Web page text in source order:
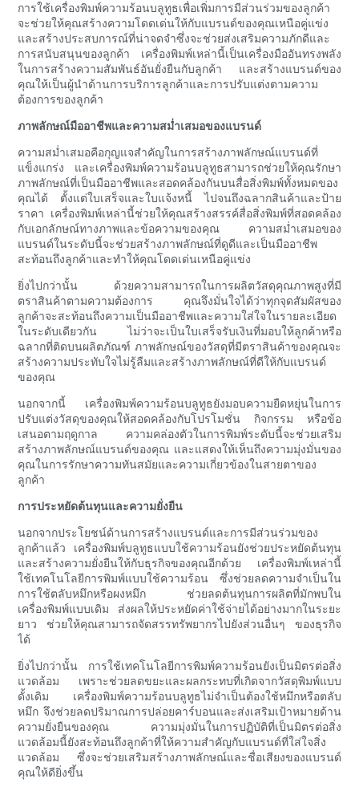
การใช้เครื่องพิมพ์ความร้อนบลูทูธเพื่อเพิ่มการมีส่วนร่วมของลูกค้า
จะช่วยให้คุณสร้างความโดดเด่นให้กับแบรนด์ของคุณเหนือคู่แข่ง
และสร้างประสบการณ์ที่น่าจดจำซึ่งจะช่วยส่งเสริมความภักดีและ
การสนับสนุนของลูกค้า เครื่องพิมพ์เหล่านี้เป็นเครื่องมืออันทรงพลัง
ในการสร้างความสัมพันธ์อันยั่งยืนกับลูกค้า และสร้างแบรนด์ของ
คุณให้เป็นผู้นำด้านการบริการลูกค้าและการปรับแต่งตามความ
ต้องการของลูกค้า
ภาพลักษณ์มืออาชีพและความสม่ำเสมอของแบรนด์
ความสม่ำเสมอคือกุญแจสำคัญในการสร้างภาพลักษณ์แบรนด์ที่
แข็งแกร่ง และเครื่องพิมพ์ความร้อนบลูทูธสามารถช่วยให้คุณรักษา
ภาพลักษณ์ที่เป็นมืออาชีพและสอดคล้องกันบนสื่อสิ่งพิมพ์ทั้งหมดของ
คุณได้ ตั้งแต่ใบเสร็จและใบแจ้งหนี้ ไปจนถึงฉลากสินค้าและป้าย
ราคา เครื่องพิมพ์เหล่านี้ช่วยให้คุณสร้างสรรค์สื่อสิ่งพิมพ์ที่สอดคล้อง
กับเอกลักษณ์ทางภาพและข้อความของคุณ ความสม่ำเสมอของ
แบรนด์ในระดับนี้จะช่วยสร้างภาพลักษณ์ที่ดูดีและเป็นมืออาชีพ
สะท้อนถึงลูกค้าและทำให้คุณโดดเด่นเหนือคู่แข่ง
ยิ่งไปกว่านั้น ด้วยความสามารถในการผลิตวัสดุคุณภาพสูงที่มี
ตราสินค้าตามความต้องการ คุณจึงมั่นใจได้ว่าทุกจุดสัมผัสของ
ลูกค้าจะสะท้อนถึงความเป็นมืออาชีพและความใส่ใจในรายละเอียด
ในระดับเดียวกัน ไม่ว่าจะเป็นใบเสร็จรับเงินที่มอบให้ลูกค้าหรือ
ฉลากที่ติดบนผลิตภัณฑ์ ภาพลักษณ์ของวัสดุที่มีตราสินค้าของคุณจะ
สร้างความประทับใจไม่รู้ลืมและสร้างภาพลักษณ์ที่ดีให้กับแบรนด์
ของคุณ
นอกจากนี้ เครื่องพิมพ์ความร้อนบลูทูธยังมอบความยืดหยุ่นในการ
ปรับแต่งวัสดุของคุณให้สอดคล้องกับโปรโมชั่น กิจกรรม หรือข้อ
เสนอตามฤดูกาล ความคล่องตัวในการพิมพ์ระดับนี้จะช่วยเสริม
สร้างภาพลักษณ์แบรนด์ของคุณ และแสดงให้เห็นถึงความมุ่งมั่นของ
คุณในการรักษาความทันสมัยและความเกี่ยวข้องในสายตาของ
ลูกค้า
การประหยัดต้นทุนและความยั่งยืน
นอกจากประโยชน์ด้านการสร้างแบรนด์และการมีส่วนร่วมของ
ลูกค้าแล้ว เครื่องพิมพ์บลูทูธแบบใช้ความร้อนยังช่วยประหยัดต้นทุน
และสร้างความยั่งยืนให้กับธุรกิจของคุณอีกด้วย เครื่องพิมพ์เหล่านี้
ใช้เทคโนโลยีการพิมพ์แบบใช้ความร้อน ซึ่งช่วยลดความจำเป็นใน
การใช้ตลับหมึกหรือผงหมึก ช่วยลดต้นทุนการผลิตที่มักพบใน
เครื่องพิมพ์แบบเดิม ส่งผลให้ประหยัดค่าใช้จ่ายได้อย่างมากในระยะ
ยาว ช่วยให้คุณสามารถจัดสรรทรัพยากรไปยังส่วนอื่นๆ ของธุรกิจ
ได้
ยิ่งไปกว่านั้น การใช้เทคโนโลยีการพิมพ์ความร้อนยังเป็นมิตรต่อสิ่ง
แวดล้อม เพราะช่วยลดขยะและผลกระทบที่เกิดจากวัสดุพิมพ์แบบ
ดั้งเดิม เครื่องพิมพ์ความร้อนบลูทูธไม่จำเป็นต้องใช้หมึกหรือตลับ
หมึก จึงช่วยลดปริมาณการปล่อยคาร์บอนและส่งเสริมเป้าหมายด้าน
ความยั่งยืนของคุณ ความมุ่งมั่นในการปฏิบัติที่เป็นมิตรต่อสิ่ง
แวดล้อมนี้ยังสะท้อนถึงลูกค้าที่ให้ความสำคัญกับแบรนด์ที่ใส่ใจสิ่ง
แวดล้อม ซึ่งจะช่วยเสริมสร้างภาพลักษณ์และชื่อเสียงของแบรนด์
คุณให้ดียิ่งขึ้น